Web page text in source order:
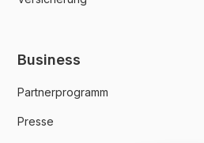
Business
Partnerprogramm
Presse